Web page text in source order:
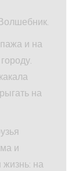
и на
на
и
на